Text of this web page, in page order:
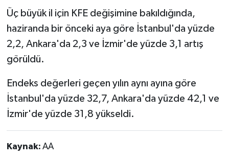
Üç büyük il için KFE değişimine bakıldığında,
haziranda bir önceki aya göre İstanbul'da yüzde
2,2, Ankara'da 2,3 ve İzmir'de yüzde 3,1 artış
görüldü.
Endeks değerleri geçen yılın aynı ayına göre
İstanbul'da yüzde 32,7, Ankara'da yüzde 42,1 ve
İzmir'de yüzde 31,8 yükseldi.
Kaynak: AA